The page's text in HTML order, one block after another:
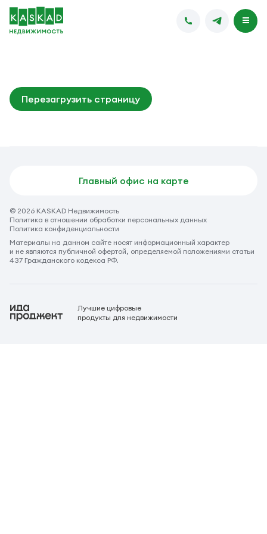
Перезагрузить страницу
Главный офис на карте
© 2026 KASKAD Недвижимость
Политика в отношении обработки персональных данных
Политика конфиденциальности
Материалы на данном сайте носят информационный характер
и не являются публичной офертой, определяемой положениями статьи
437 Гражданского кодекса РФ.
Лучшие цифровые
продукты для недвижимости